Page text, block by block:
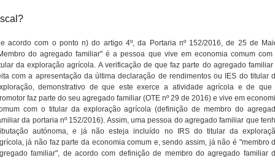
acordo com o ponto n) do artigo 4º, da Portaria nº 152/2016, de 25 de
do agregado familiar" é a pessoa que vive em economia comum com
da exploração agrícola. A verificação de que faz parte do agregado familiar
com a apresentação da última declaração de rendimentos ou IES do titular
demonstrativo de que este exerce a atividade agrícola e de que
faz parte do seu agregado familiar (OTE nº 29 de 2016) e vive em
com o titular da exploração agrícola (definição de membro do
da portaria nº 152/2016). Assim, uma pessoa do agregado familiar que
autónoma, e já não esteja incluído no IRS do titular da
já não faz parte da economia comum e, sendo assim, já não é "membro
familiar", de acordo com definição de membro do agregado familiar